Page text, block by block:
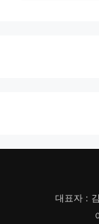
대표자 :